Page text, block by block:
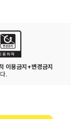
이용금지+변경금지
.